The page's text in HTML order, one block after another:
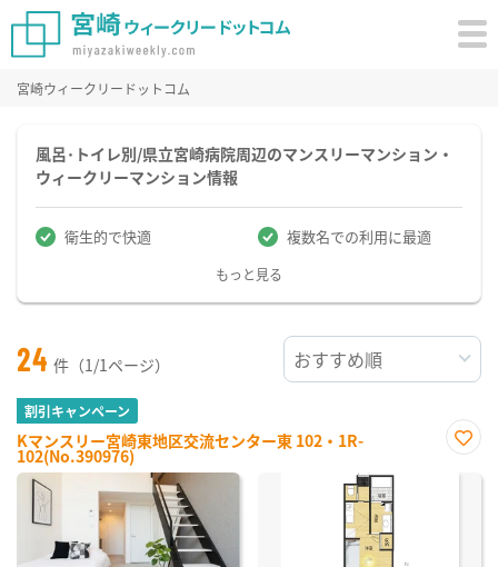
宮崎ウィークリードットコム
風呂･トイレ別/県立宮崎病院周辺のマンスリーマンション・
ウィークリーマンション情報
衛生的で快適 複数名での利用に最適
もっと見る
24 件（1/1ページ）
割引キャンペーン
Kマンスリー宮崎東地区交流センター東 102・1R-
102(No.390976)
に入